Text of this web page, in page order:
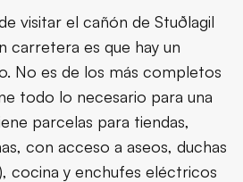
visitar el cañón de Stuðlagil
carretera es que hay un
No es de los más completos
todo lo necesario para una
parcelas para tiendas,
con acceso a aseos, duchas
cocina y enchufes eléctricos